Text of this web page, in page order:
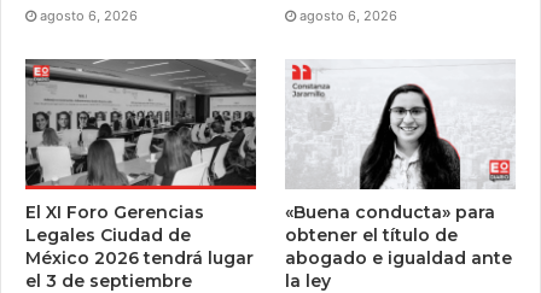
agosto 6, 2026 agosto 6, 2026
El XI Foro Gerencias
Legales Ciudad de
México 2026 tendrá lugar
el 3 de septiembre
«Buena conducta» para
obtener el título de
abogado e igualdad ante
la ley